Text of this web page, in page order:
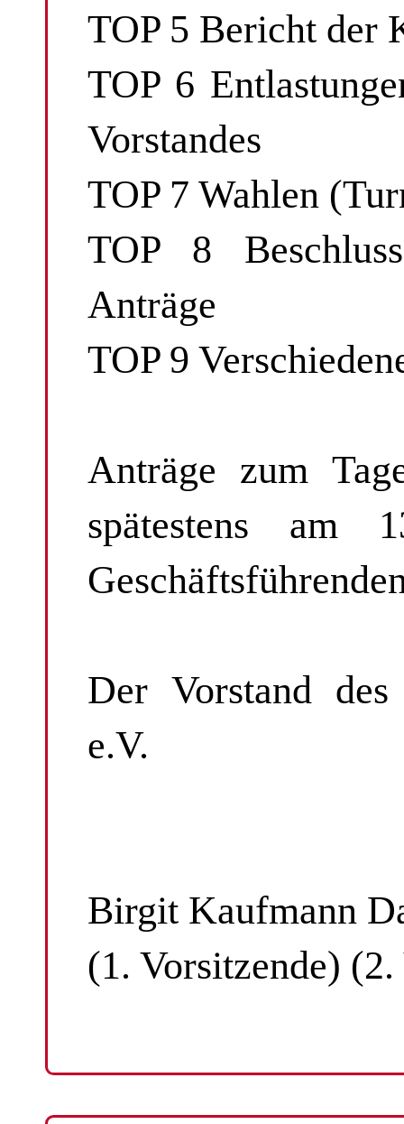
TOP 5 Bericht der
TOP 6
Vorstandes
TOP 7 Wahlen
TOP 8
Anträge
TOP 9
Anträge zum
spätestens am
Der Vorstand
e.V.
Birgit Kaufmann
(1. Vorsitzende)